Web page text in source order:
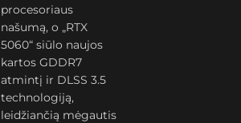
procesoriaus
našumą, o „RTX
5060“ siūlo naujos
kartos GDDR7
atmintį ir DLSS 3.5
technologiją,
leidžiančią mėgautis